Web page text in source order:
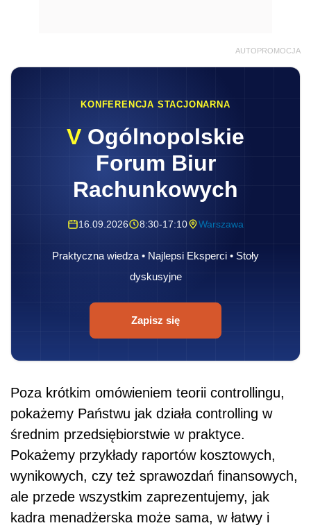
AUTOPROMOCJA
KONFERENCJA STACJONARNA
V Ogólnopolskie
Forum Biur
Rachunkowych
16.09.2026 8:30-17:10 Warszawa
Praktyczna wiedza • Najlepsi Eksperci • Stoły
dyskusyjne
Zapisz się
Poza krótkim omówieniem teorii controllingu,
pokażemy Państwu jak działa controlling w
średnim przedsiębiorstwie w praktyce.
Pokażemy przykłady raportów kosztowych,
wynikowych, czy też sprawozdań finansowych,
ale przede wszystkim zaprezentujemy, jak
kadra menadżerska może sama, w łatwy i